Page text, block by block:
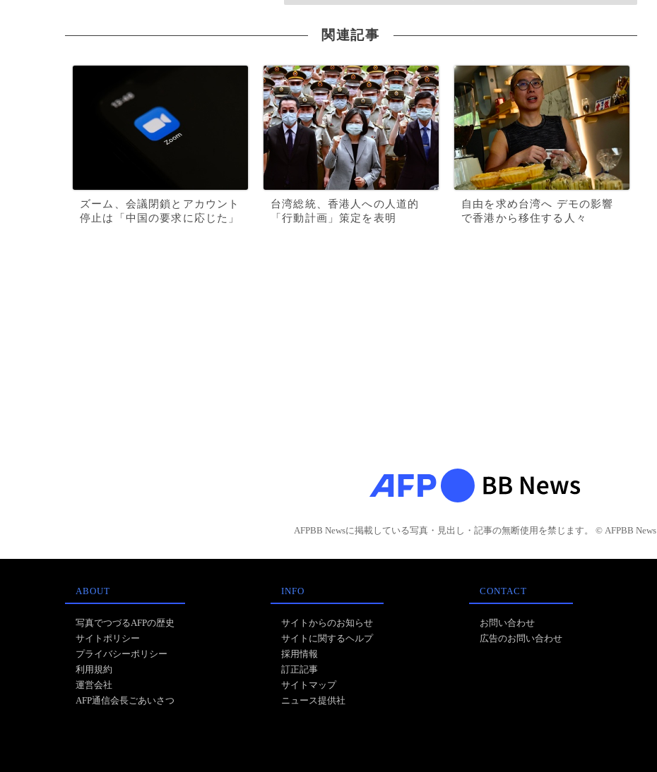
関連記事
ズーム、会議閉鎖とアカウント
停止は「中国の要求に応じた」
台湾総統、香港人への人道的
「行動計画」策定を表明
自由を求め台湾へ デモの影響
で香港から移住する人々
AFPBB Newsに掲載している写真・見出し・記事の無断使用を禁じます。 © AFPBB News
ABOUT
写真でつづるAFPの歴史
サイトポリシー
プライバシーポリシー
利用規約
運営会社
AFP通信会長ごあいさつ
INFO
サイトからのお知らせ
サイトに関するヘルプ
採用情報
訂正記事
サイトマップ
ニュース提供社
CONTACT
お問い合わせ
広告のお問い合わせ